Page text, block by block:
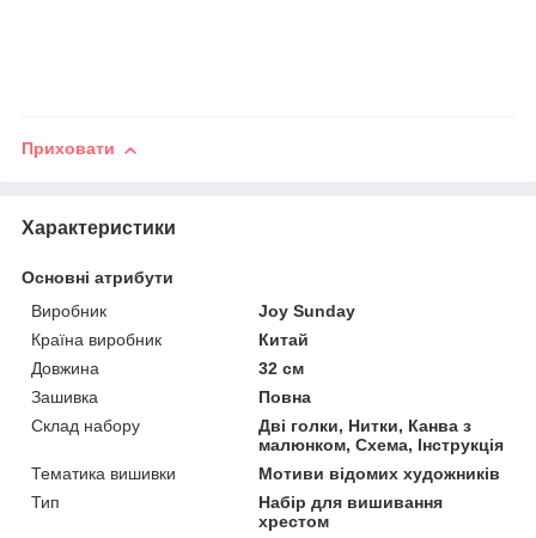
Приховати
Характеристики
Основні атрибути
Виробник
Joy Sunday
Країна виробник
Китай
Довжина
32 см
Зашивка
Повна
Склад набору
Дві голки, Нитки, Канва з
малюнком, Схема, Інструкція
Тематика вишивки
Мотиви відомих художників
Тип
Набір для вишивання
хрестом